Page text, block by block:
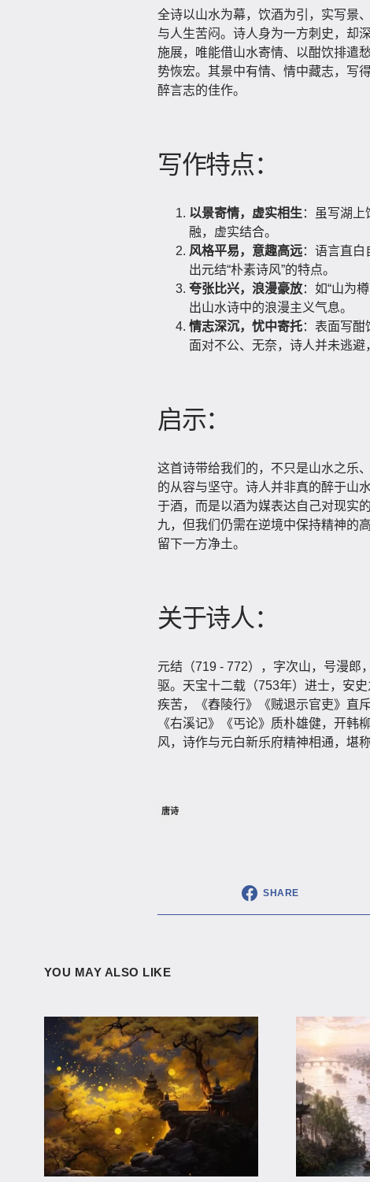
全诗以山水为幕，饮酒为引，实写景
与人生苦闷。诗人身为一方刺史，却
施展，唯能借山水寄情、以酣饮排遣
势恢宏。其景中有情、情中藏志，写
醉言志的佳作。
写作特点：
以景寄情，虚实相生 ：虽写湖
融，虚实结合。
风格平易，意趣高远：语言直
出元结“朴素诗风”的特点。
夸张比兴，浪漫豪放：如“山为
出山水诗中的浪漫主义气息。
情志深沉，忧中寄托：表面写酣
面对不公、无奈，诗人并未逃避
启示：
这首诗带给我们的，不只是山水之乐
的从容与坚守。诗人并非真的醉于山
于酒，而是以酒为媒表达自己对现实
九，但我们仍需在逆境中保持精神的
留下一方净土。
关于诗人：
元结（719 - 772），字次山，号漫郎
驱。天宝十二载（753年）进士，安
疾苦，《舂陵行》《贼退示官吏》直
《右溪记》《丐论》质朴雄健，开韩
风，诗作与元白新乐府精神相通，堪
唐诗
SHARE
YOU MAY ALSO LIKE